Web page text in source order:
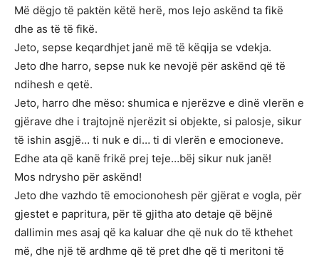
Më dëgjo të paktën këtë herë, mos lejo askënd ta fikë
dhe as të të fikë.
Jeto, sepse keqardhjet janë më të këqija se vdekja.
Jeto dhe harro, sepse nuk ke nevojë për askënd që të
ndihesh e qetë.
Jeto, harro dhe mëso: shumica e njerëzve e dinë vlerën e
gjërave dhe i trajtojnë njerëzit si objekte, si palosje, sikur
të ishin asgjë… ti nuk e di… ti di vlerën e emocioneve.
Edhe ata që kanë frikë prej teje…bëj sikur nuk janë!
Mos ndrysho për askënd!
Jeto dhe vazhdo të emocionohesh për gjërat e vogla, për
gjestet e papritura, për të gjitha ato detaje që bëjnë
dallimin mes asaj që ka kaluar dhe që nuk do të kthehet
më, dhe një të ardhme që të pret dhe që ti meritoni të